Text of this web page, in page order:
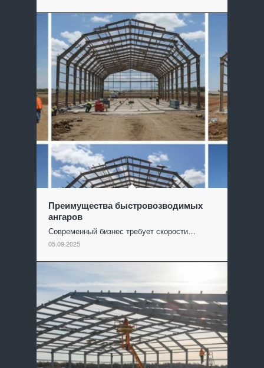
Преимущества быстровозводимых
ангаров
Современный бизнес требует скорости…
05.09.2025